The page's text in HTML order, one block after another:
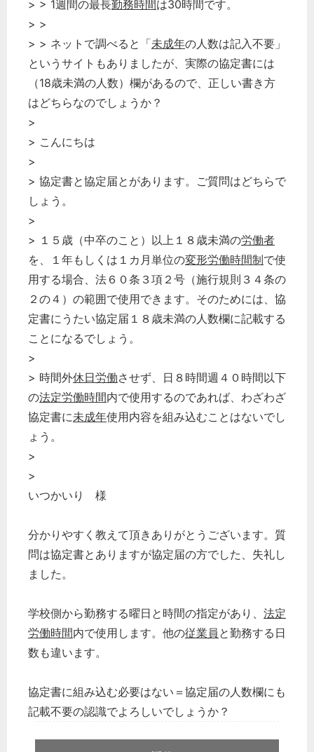
> > 1週間の最長勤務時間は30時間です。
> >
> > ネットで調べると「未成年の人数は記入不要」
というサイトもありましたが、実際の協定書には
（18歳未満の人数）欄があるので、正しい書き方
はどちらなのでしょうか？
>
> こんにちは
>
> 協定書と協定届とがあります。ご質問はどちらで
しょう。
>
> １５歳（中卒のこと）以上１８歳未満の労働者
を、１年もしくは１カ月単位の変形労働時間制で使
用する場合、法６０条３項２号（施行規則３４条の
２の４）の範囲で使用できます。そのためには、協
定書にうたい協定届１８歳未満の人数欄に記載する
ことになるでしょう。
>
> 時間外休日労働させず、日８時間週４０時間以下
の法定労働時間内で使用するのであれば、わざわざ
協定書に未成年使用内容を組み込むことはないでし
ょう。
>
>
いつかいり 様
分かりやすく教えて頂きありがとうございます。質
問は協定書とありますが協定届の方でした、失礼し
ました。
学校側から勤務する曜日と時間の指定があり、 法定
労働時間内で使用します。他の従業員 と勤務する日
数も違います。
協定書に組み込む必要はない＝協定届の人数欄にも
記載不要の認識でよろしいでしょうか？